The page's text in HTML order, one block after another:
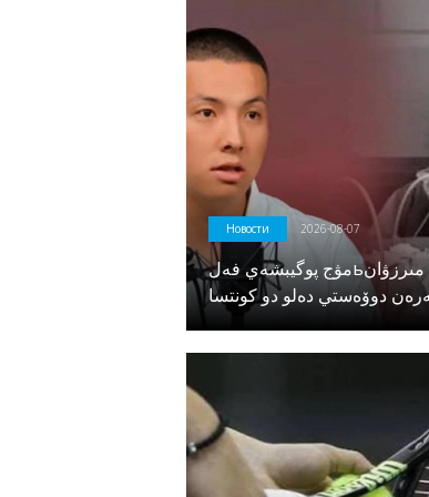
Новости 2026-08-07
مۋج پوگيبشەي فەلьدشەرا ۋلدانا مىرزۋان
دوۆەستي دەلو دو كونتسا